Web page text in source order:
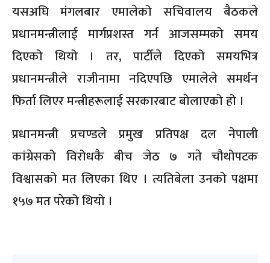
यसअघि मंगलबार एमालेको सचिवालय बैठकले
प्रधानमन्त्रीलाई मार्गप्रशस्त गर्न आजसम्मको समय
दिएको थियो । तर, पार्टीले दिएको समयभित्र
प्रधानमन्त्रीले राजीनामा नदिएपछि एमालेले समर्थन
फिर्ता लिएर मन्त्रीहरूलाई सरकारबाट बोलाएको हो ।
प्रधानमन्त्री प्रचण्डले प्रमुख प्रतिपक्ष दल नेपाली
कांग्रेसको विरोधकै बीच जेठ ७ गते चौथोपटक
विश्वासको मत लिएका थिए । त्यतिबेला उनको पक्षमा
१५७ मत परेको थियो ।